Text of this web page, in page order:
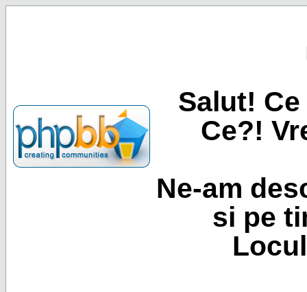
Salut!
Ce?!
Ne-am
si pe